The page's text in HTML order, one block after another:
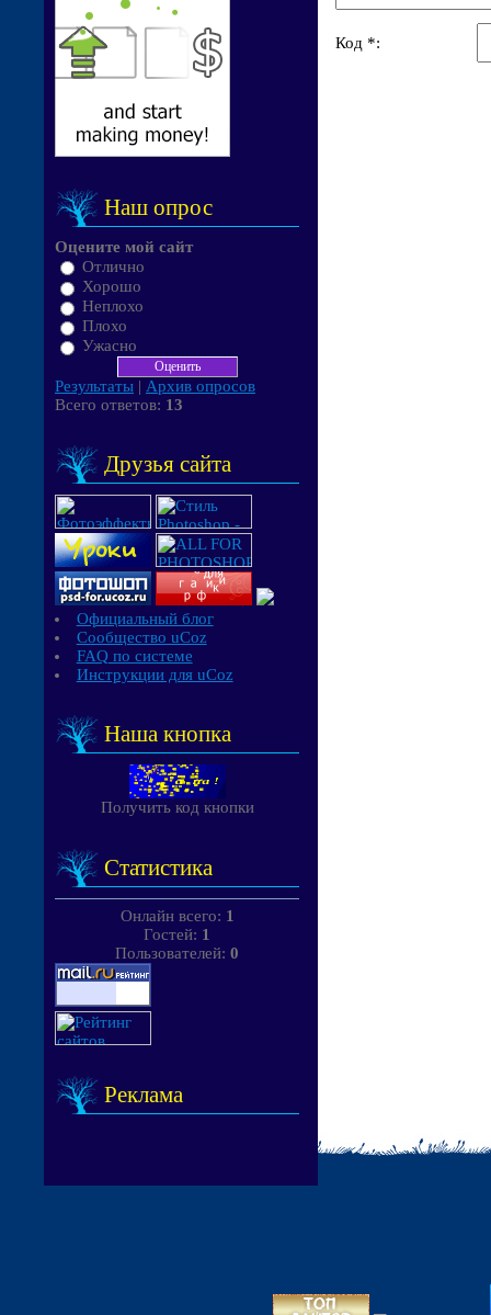
Наш опрос
Оцените мой сайт
Отлично
Хорошо
Неплохо
Плохо
Ужасно
Результаты | Архив опросов
Всего ответов: 13
Друзья сайта
Официальный блог
Сообщество uCoz
FAQ по системе
Инструкции для uCoz
Наша кнопка
Получить код кнопки
Статистика
Онлайн всего: 1
Гостей: 1
Пользователей: 0
Реклама
Код *: